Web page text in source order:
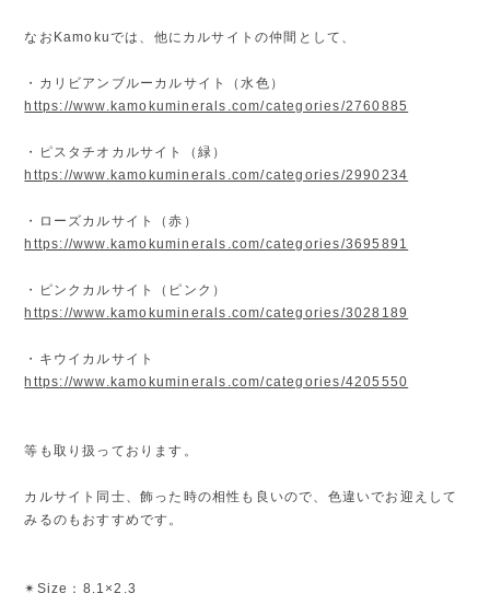
なおKamokuでは、他にカルサイトの仲間として、
・カリビアンブルーカルサイト（水色）
https://www.kamokuminerals.com/categories/2760885
・ピスタチオカルサイト（緑）
https://www.kamokuminerals.com/categories/2990234
・ローズカルサイト（赤）
https://www.kamokuminerals.com/categories/3695891
・ピンクカルサイト（ピンク）
https://www.kamokuminerals.com/categories/3028189
・キウイカルサイト
https://www.kamokuminerals.com/categories/4205550
等も取り扱っております。
カルサイト同士、飾った時の相性も良いので、色違いでお迎えして
みるのもおすすめです。
✴︎Size：8.1×2.3